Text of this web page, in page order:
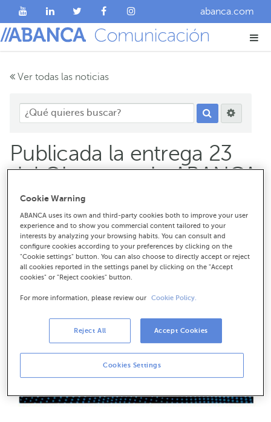
abanca.com
Ver todas las noticias
Publicada la entrega 23
del Observatorio ABANCA
by IESIDE
Cookie Warning
ABANCA uses its own and third-party cookies both to improve your user
experience and to show you commercial content tailored to your
interests by analyzing your browsing habits. You can consult and
configure cookies according to your preferences by clicking on the
"Cookie settings" button. You can also choose to directly accept or reject
all cookies reported in the settings panel by clicking on the "Accept
cookies" or "Reject cookies" button.
For more information, please review our Cookie Policy.
Cookies Settings
Reject All Accept Cookies